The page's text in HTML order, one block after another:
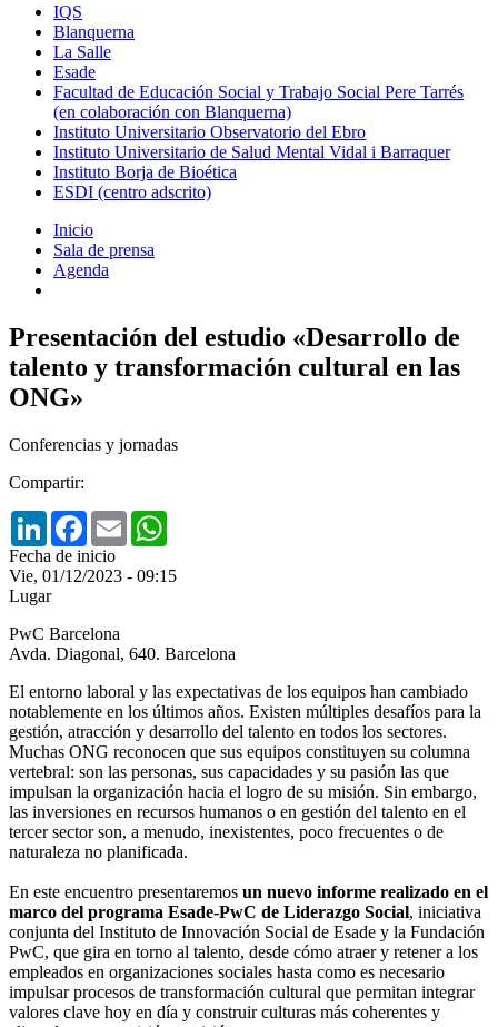
IQS
Blanquerna
La Salle
Esade
Facultad de Educación Social y Trabajo Social Pere Tarrés
(en colaboración con Blanquerna)
Instituto Universitario Observatorio del Ebro
Instituto Universitario de Salud Mental Vidal i Barraquer
Instituto Borja de Bioética
ESDI (centro adscrito)
Inicio
Sala de prensa
Agenda
Presentación del estudio «Desarrollo de
talento y transformación cultural en las
ONG»
Conferencias y jornadas
Compartir:
LinkedInFacebook
Email
Fecha de inicio
Vie, 01/12/2023 - 09:15
Lugar
PwC Barcelona
Avda. Diagonal, 640. Barcelona
El entorno laboral y las expectativas de los equipos han cambiado
notablemente en los últimos años. Existen múltiples desafíos para la
gestión, atracción y desarrollo del talento en todos los sectores.
Muchas ONG reconocen que sus equipos constituyen su columna
vertebral: son las personas, sus capacidades y su pasión las que
impulsan la organización hacia el logro de su misión. Sin embargo,
las inversiones en recursos humanos o en gestión del talento en el
tercer sector son, a menudo, inexistentes, poco frecuentes o de
naturaleza no planificada.
En este encuentro presentaremos un nuevo informe realizado en el
marco del programa Esade-PwC de Liderazgo Social, iniciativa
conjunta del Instituto de Innovación Social de Esade y la Fundación
PwC, que gira en torno al talento, desde cómo atraer y retener a los
empleados en organizaciones sociales hasta como es necesario
impulsar procesos de transformación cultural que permitan integrar
valores clave hoy en día y construir culturas más coherentes y